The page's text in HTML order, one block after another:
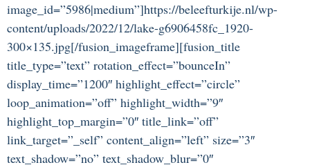
image_id=”5986|medium”]https://beleefturkije.nl/wp-
content/uploads/2022/12/lake-g6906458fc_1920-
300×135.jpg[/fusion_imageframe][fusion_title
title_type=”text” rotation_effect=”bounceIn”
display_time=”1200″ highlight_effect=”circle”
loop_animation=”off” highlight_width=”9″
highlight_top_margin=”0″ title_link=”off”
link_target=”_self” content_align=”left” size=”3″
text_shadow=”no” text_shadow_blur=”0″